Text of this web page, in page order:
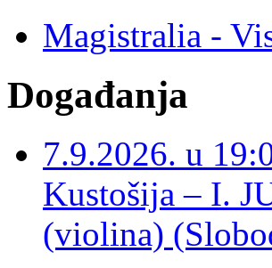
Magistralia -
Događanja
7.9.2026. u
Kustošija – I.
(violina)